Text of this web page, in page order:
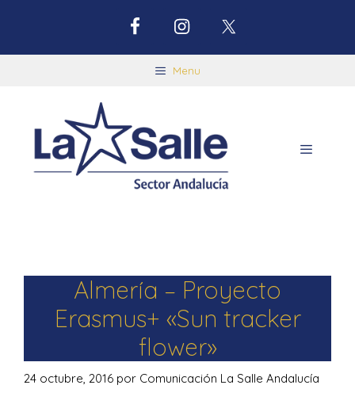
Menu
Almería – Proyecto
Erasmus+ «Sun tracker
flower»
24 octubre, 2016 por Comunicación La Salle Andalucía